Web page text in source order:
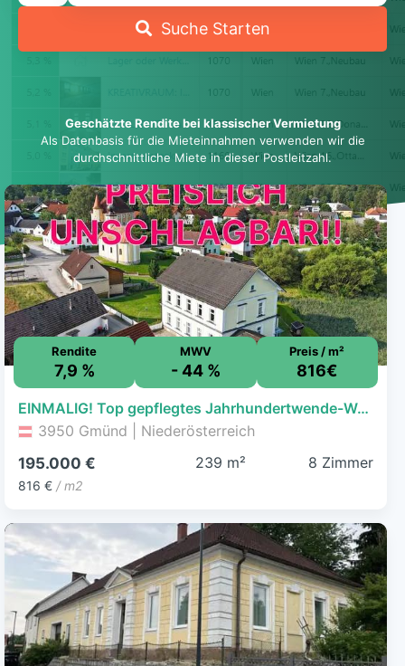
Suche Starten
Geschätzte Rendite bei klassischer Vermietung
Als Datenbasis für die Mieteinnahmen verwenden wir die
durchschnittliche Miete in dieser Postleitzahl.
Rendite
7,9 %
MWV
- 44 %
Preis / m²
816€
EINMALIG! Top gepflegtes Jahrhundertwende-Wohnhaus in Gmünd - Ruhelage
3950 Gmünd | Niederösterreich
195.000 €
816 € / m2
239 m² 8 Zimmer